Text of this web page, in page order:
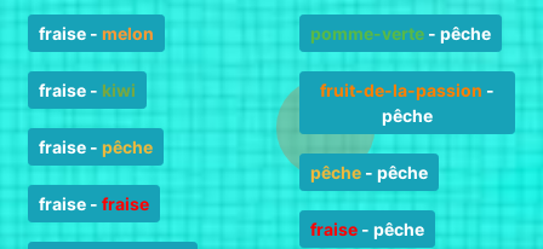
fraise - melon
fraise - kiwi
fraise - pêche
fraise - fraise
pomme-verte - pêche
fruit-de-la-passion -
pêche
pêche - pêche
fraise - pêche